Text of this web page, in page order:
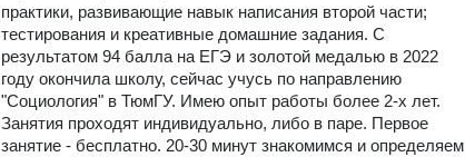
практики, развивающие навык написания второй части;
тестирования и креативные домашние задания. С
результатом 94 балла на ЕГЭ и золотой медалью в 2022
году окончила школу, сейчас учусь по направлению
"Социология" в ТюмГУ. Имею опыт работы более 2-х лет.
Занятия проходят индивидуально, либо в паре. Первое
занятие - бесплатно. 20-30 минут знакомимся и определяем